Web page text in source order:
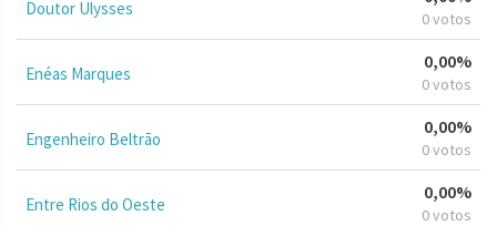
Doutor Ulysses 0 votos
Enéas Marques
0,00%
0 votos
Engenheiro Beltrão
0,00%
0 votos
Entre Rios do Oeste
0,00%
0 votos